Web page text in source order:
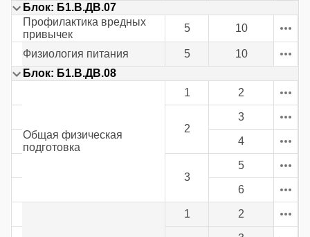
Блок: Б1.В.ДВ.07
Профилактика вредных
привычек
5 10
Физиология питания 5
10
Блок: Б1.В.ДВ.08
Общая физическая
подготовка
1 2
2
3
4
3
5
6
1 2